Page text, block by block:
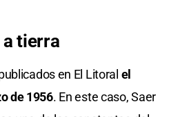
tierra
en El Litoral el
de 1956. En este caso, Saer